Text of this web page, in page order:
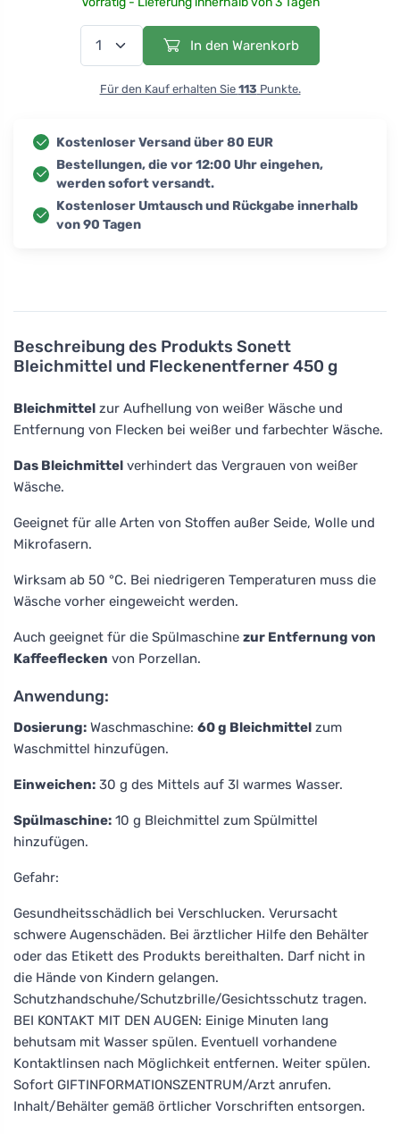
Beschreibung des Produkts Sonett
Bleichmittel und Fleckenentferner 450 g
Bleichmittel zur Aufhellung von weißer Wäsche und
Entfernung von Flecken bei weißer und farbechter Wäsche.
Das Bleichmittel verhindert das Vergrauen von weißer
Wäsche.
Geeignet für alle Arten von Stoffen außer Seide, Wolle und
Mikrofasern.
Wirksam ab 50 °C. Bei niedrigeren Temperaturen muss die
Wäsche vorher eingeweicht werden.
Auch geeignet für die Spülmaschine zur Entfernung von
Kaffeeflecken von Porzellan.
Anwendung:
Dosierung: Waschmaschine: 60 g Bleichmittel zum
Waschmittel hinzufügen.
Einweichen: 30 g des Mittels auf 3l warmes Wasser.
Spülmaschine: 10 g Bleichmittel zum Spülmittel
hinzufügen.
Gefahr:
Gesundheitsschädlich bei Verschlucken. Verursacht
schwere Augenschäden. Bei ärztlicher Hilfe den Behälter
oder das Etikett des Produkts bereithalten. Darf nicht in
die Hände von Kindern gelangen.
Schutzhandschuhe/Schutzbrille/Gesichtsschutz tragen.
BEI KONTAKT MIT DEN AUGEN: Einige Minuten lang
behutsam mit Wasser spülen. Eventuell vorhandene
Kontaktlinsen nach Möglichkeit entfernen. Weiter spülen.
Sofort GIFTINFORMATIONSZENTRUM/Arzt anrufen.
Inhalt/Behälter gemäß örtlicher Vorschriften entsorgen.
In den Warenkorb
Für den Kauf erhalten Sie 113 Punkte.
Kostenloser Versand über 80 EUR
Bestellungen, die vor 12:00 Uhr eingehen,
werden sofort versandt.
Kostenloser Umtausch und Rückgabe innerhalb
von 90 Tagen